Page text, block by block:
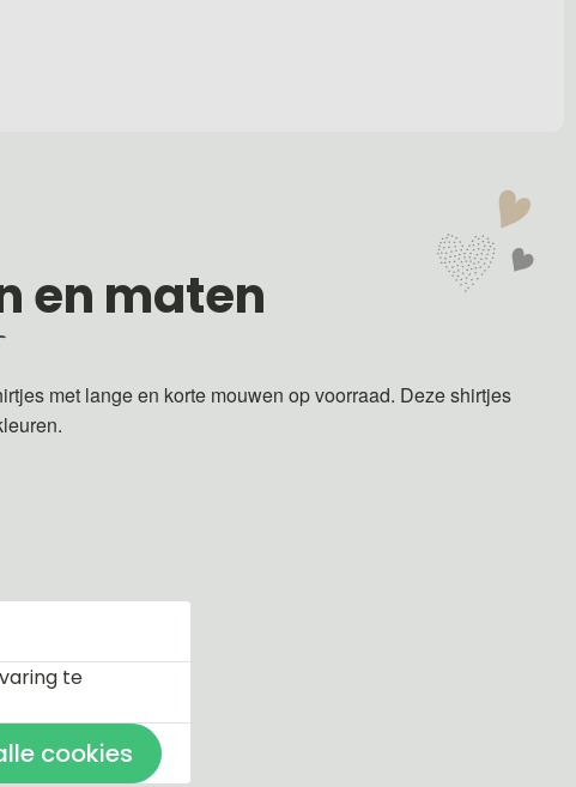
en maten
met lange en korte mouwen op voorraad. Deze shirtjes
gemaakt.
te
cookies